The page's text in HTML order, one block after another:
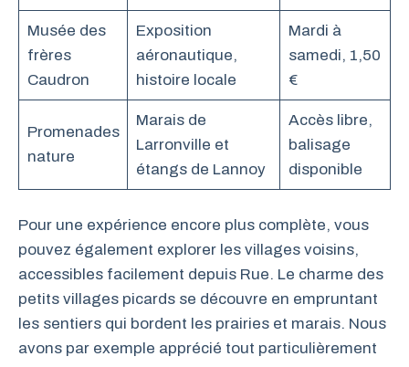
Musée des
frères
Caudron
Exposition
aéronautique,
histoire locale
Mardi à
samedi, 1,50
€
Promenades
nature
Marais de
Larronville et
étangs de Lannoy
Accès libre,
balisage
disponible
Pour une expérience encore plus complète, vous
pouvez également explorer les villages voisins,
accessibles facilement depuis Rue. Le charme des
petits villages picards se découvre en empruntant
les sentiers qui bordent les prairies et marais. Nous
avons par exemple apprécié tout particulièrement